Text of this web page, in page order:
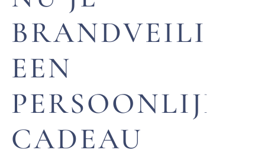
EEN
PERSOONLIJK
CADEAU